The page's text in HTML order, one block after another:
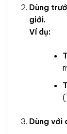
Dùng
giới.
Ví dụ:
Dùng với